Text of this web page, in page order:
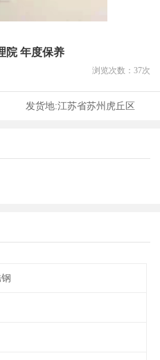
院 年度保养
浏览次数： 37次
发货地:江苏省苏州虎丘区